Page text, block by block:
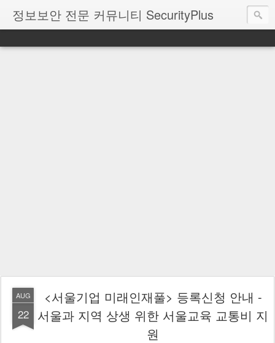
정보보안 전문 커뮤니티 SecurityPlus
AUG
22
<서울기업 미래인재풀> 등록신청 안내 -
서울과 지역 상생 위한 서울교육 교통비 지
원